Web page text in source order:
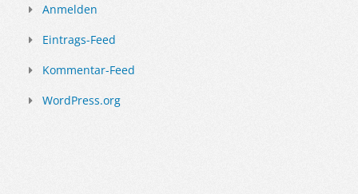
Anmelden
Eintrags-Feed
Kommentar-Feed
WordPress.org